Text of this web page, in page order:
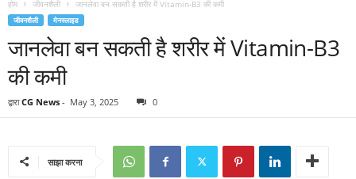
होम जीवनशैली जानलेवा बन सकती है शरीर में Vitamin-B3 की कमी
जीवनशैली मेनस्लाइड
जानलेवा बन सकती है शरीर में Vitamin-B3
की कमी
द्वारा CG News - May 3, 2025 0
साझा करना